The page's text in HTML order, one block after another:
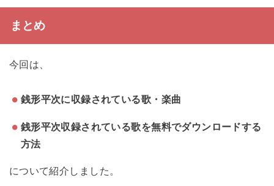
まとめ
今回は、
銭形平次に収録されている歌・楽曲
銭形平次収録されている歌を無料でダウンロードする
方法
について紹介しました。